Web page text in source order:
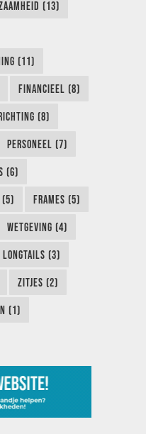
(13)
(11)
FINANCIEEL (8)
(8)
PERSONEEL (7)
(6)
(5) FRAMES (5)
WETGEVING (4)
LONGTAILS (3)
ZITJES (2)
(1)